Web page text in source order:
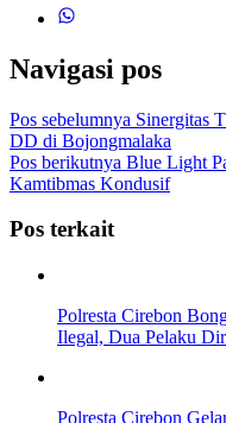
Navigasi pos
Pos sebelumnya Sinergitas
DD di Bojongmalaka
Pos berikutnya Blue Light
Kamtibmas Kondusif
Pos terkait
Polresta Cirebon
Ilegal, Dua Pelaku
Polresta Cirebon